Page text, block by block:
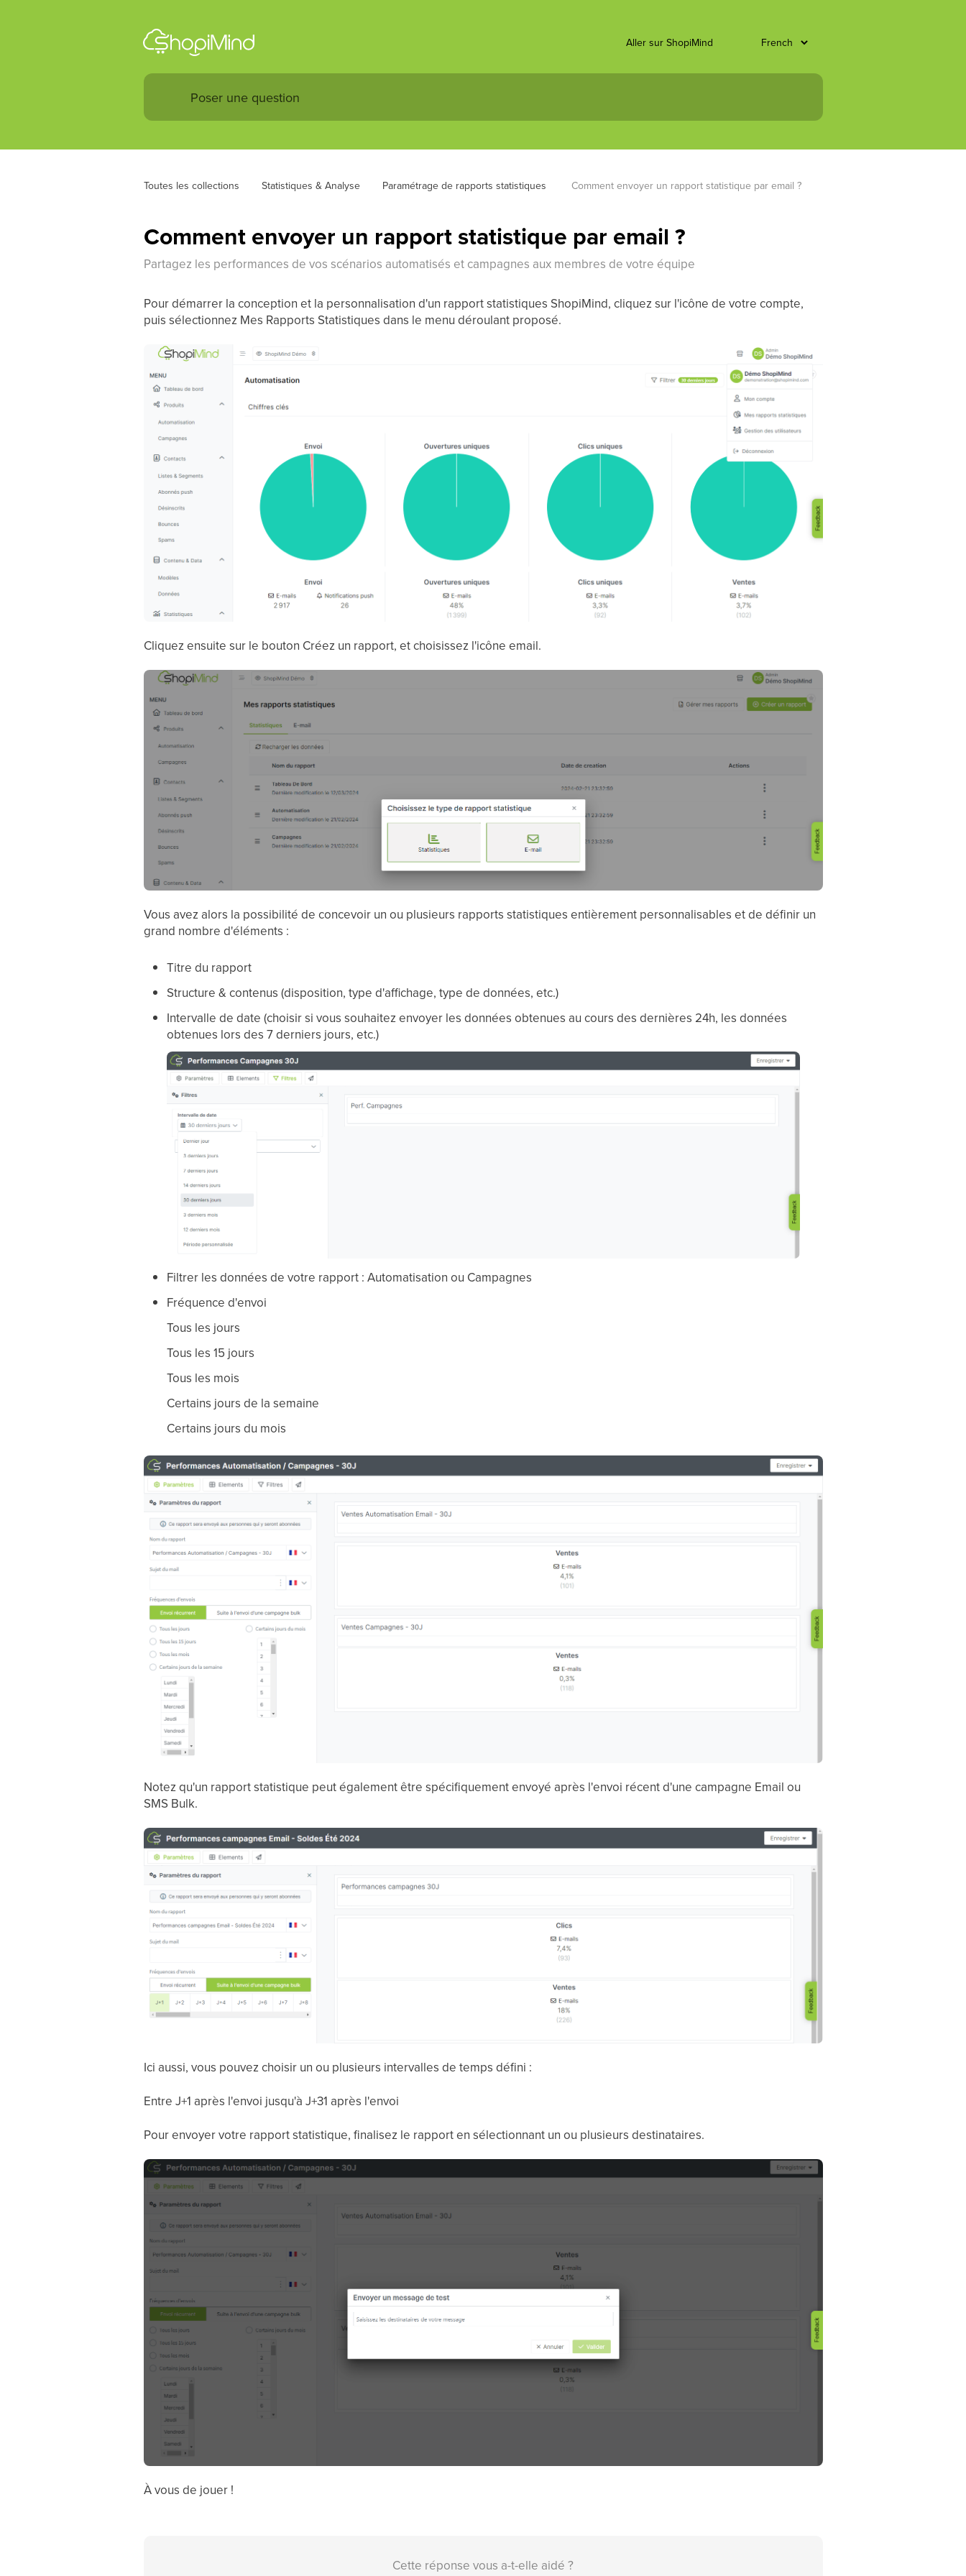
Aller sur ShopiMind
Toutes les collections Statistiques & Analyse Paramétrage de rapports statistiques Comment envoyer un rapport statistique par email ?
Comment envoyer un rapport statistique par email ?
Partagez les performances de vos scénarios automatisés et campagnes aux membres de votre équipe
Pour démarrer la conception et la personnalisation d'un rapport statistiques ShopiMind, cliquez sur l'icône de votre compte,
puis sélectionnez Mes Rapports Statistiques dans le menu déroulant proposé.
Cliquez ensuite sur le bouton Créez un rapport, et choisissez l'icône email.
Vous avez alors la possibilité de concevoir un ou plusieurs rapports statistiques entièrement personnalisables et de définir un
grand nombre d'éléments :
Titre du rapport
Structure & contenus (disposition, type d'affichage, type de données, etc.)
Intervalle de date (choisir si vous souhaitez envoyer les données obtenues au cours des dernières 24h, les données
obtenues lors des 7 derniers jours, etc.)
Filtrer les données de votre rapport : Automatisation ou Campagnes
Fréquence d'envoi
Tous les jours
Tous les 15 jours
Tous les mois
Certains jours de la semaine
Certains jours du mois
Notez qu'un rapport statistique peut également être spécifiquement envoyé après l'envoi récent d'une campagne Email ou
SMS Bulk.
Ici aussi, vous pouvez choisir un ou plusieurs intervalles de temps défini :
Entre J+1 après l'envoi jusqu'à J+31 après l'envoi
Pour envoyer votre rapport statistique, finalisez le rapport en sélectionnant un ou plusieurs destinataires.
À vous de jouer !
Cette réponse vous a-t-elle aidé ?